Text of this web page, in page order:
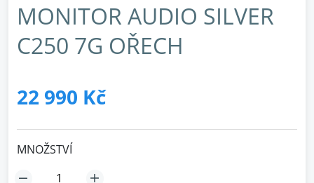
MONITOR AUDIO SILVER
C250 7G OŘECH
22 990 Kč
MNOŽSTVÍ